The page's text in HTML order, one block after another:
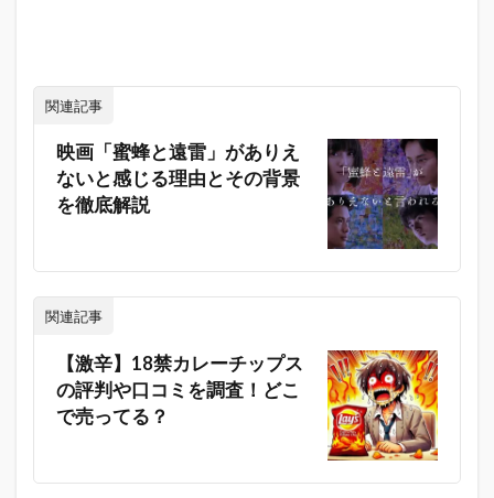
関連記事
映画「蜜蜂と遠雷」がありえ
ないと感じる理由とその背景
を徹底解説
関連記事
【激辛】18禁カレーチップス
の評判や口コミを調査！どこ
で売ってる？